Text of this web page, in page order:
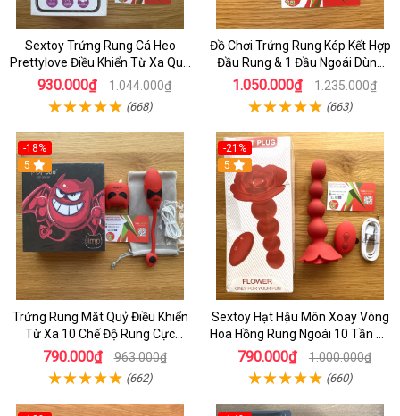
Sextoy Trứng Rung Cá Heo
Prettylove Điều Khiển Từ Xa Qua
aap Bằng Điện Thoại Rung Nhiều
Chế Độ
930.000₫ 1.044.000₫
(668)
Đồ Chơi Trứng Rung Kép Kết Hợp
Đầu Rung & 1 Đầu Ngoái Dùng
Cho Nữ Giới Tăng Sự Kích Thích
mạnh mẽ
1.050.000₫ 1.235.000₫
(663)
-18%
5
Trứng Rung Măt Quỷ Điều Khiển
Từ Xa 10 Chế Độ Rung Cực
Mạnh - Hỗ Trợ Nữ Gới Giải Toả
Căng Thẳng
790.000₫ 963.000₫
(662)
-21%
5
Sextoy Hạt Hậu Môn Xoay Vòng
Hoa Hồng Rung Ngoái 10 Tần Số
Cực Mạnh - Dồ Chơi Hậu Môn
790.000₫ 1.000.000₫
(660)